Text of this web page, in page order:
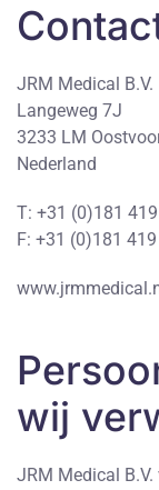
JRM Medical B.V.
Langeweg 7J
3233 LM
Nederland
T: +31 (0)181
F: +31 (0)181
wij
JRM Medical